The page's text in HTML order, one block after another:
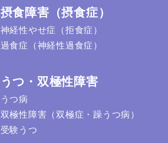
摂食障害（摂食症）
神経性やせ症（拒食症）
過食症（神経性過食症）
うつ・双極性障害
うつ病
双極性障害（双極症・躁うつ病）
受験うつ